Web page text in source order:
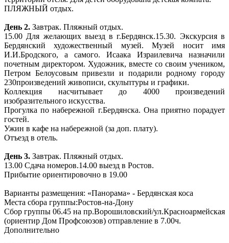
ПЛЯЖНЫЙ отдых.
День 2. Завтрак. Пляжный отдых.
15.00 Для желающих выезд в г.Бердянск.15.30. Экскурсия в
Бердянский художественный музей. Музей носит имя
И.И.Бродского, а самого. Исаака Израилевича назначили
почетным директором. Художник, вместе со своим учеником,
Петром Белоусовым привезли и подарили родному городу
230произведений живописи, скульптуры и графики.
Коллекция насчитывает до 4000 произведений
изобразительного искусства.
Прогулка по набережной г.Бердянска. Она приятно порадует
гостей.
Ужин в кафе на набережной (за доп. плату).
Отъезд в отель.
День 3. Завтрак. Пляжный отдых.
13.00 Сдача номеров.14.00 выезд в Ростов.
Прибытие ориентировочно в 19.00
Варианты размещения: «Панорама» - Бердянская коса
Места сбора группы:Ростов-на-Дону
Сбор группы 06.45 на пр.Ворошиловский/ул.Красноармейская
(ориентир Дом Профсоюзов) отправление в 7.00ч.
Дополнительно